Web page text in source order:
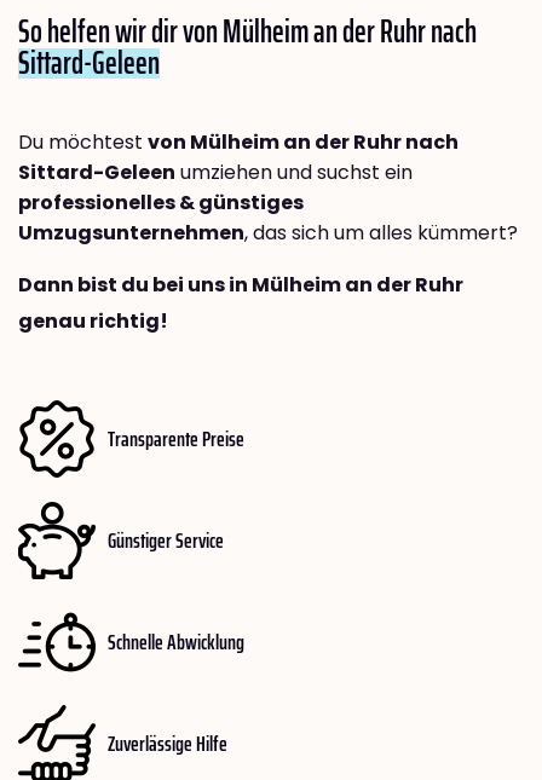
So helfen wir dir von Mülheim an der Ruhr nach
Sittard-Geleen
Du möchtest von Mülheim an der Ruhr nach
Sittard-Geleen umziehen und suchst ein
professionelles & günstiges
Umzugsunternehmen, das sich um alles kümmert?
Dann bist du bei uns in Mülheim an der Ruhr
genau richtig!
Transparente Preise
Günstiger Service
Schnelle Abwicklung
Zuverlässige Hilfe